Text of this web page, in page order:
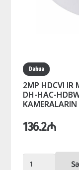
Dahua
2MP HDCVI IR
DH-HAC-
136.2₼
2MP